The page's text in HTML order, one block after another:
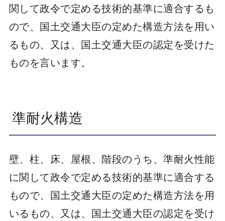
関して政令で定める技術的基準に適合するも
ので、国土交通大臣の定めた構造方法を用い
るもの、又は、国土交通大臣の認定を受けた
ものを言います。
準耐火構造
壁、柱、床、屋根、階段のうち、準耐火性能
に関して政令で定める技術的基準に適合する
もので、国土交通大臣の定めた構造方法を用
いるもの、又は、国土交通大臣の認定を受け